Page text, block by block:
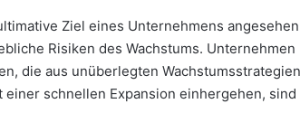
Ziel eines Unternehmens
Risiken des Wachstums.
die aus unüberlegten
schnellen Expansion einhergehen,